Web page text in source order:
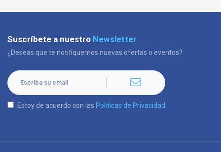
Suscríbete a nuestro Newsletter
¿Deseas que te notifiquemos nuevas ofertas o eventos?
Estoy de acuerdo con las Políticas de Privacidad